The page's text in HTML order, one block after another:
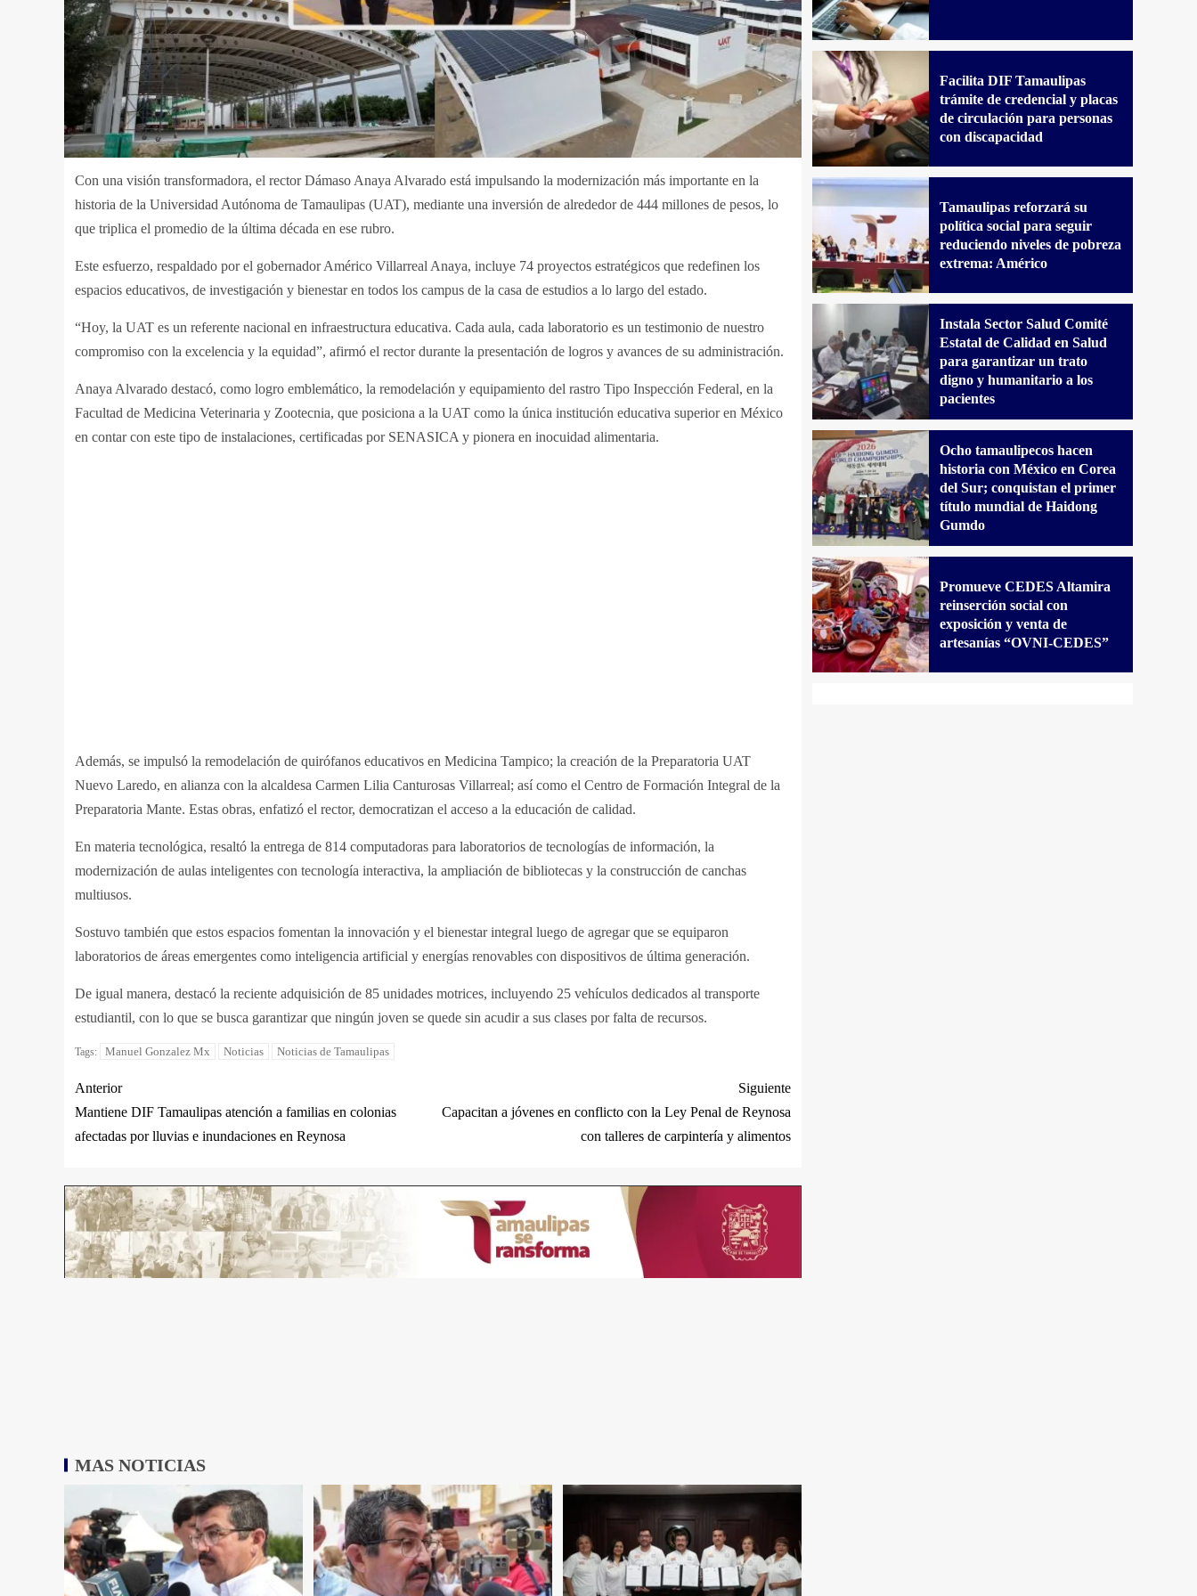
Con una visión transformadora, el rector Dámaso Anaya Alvarado está impulsando la modernización más importante en la
historia de la Universidad Autónoma de Tamaulipas (UAT), mediante una inversión de alrededor de 444 millones de pesos, lo
que triplica el promedio de la última década en ese rubro.
Este esfuerzo, respaldado por el gobernador Américo Villarreal Anaya, incluye 74 proyectos estratégicos que redefinen los
espacios educativos, de investigación y bienestar en todos los campus de la casa de estudios a lo largo del estado.
“Hoy, la UAT es un referente nacional en infraestructura educativa. Cada aula, cada laboratorio es un testimonio de nuestro
compromiso con la excelencia y la equidad”, afirmó el rector durante la presentación de logros y avances de su administración.
Anaya Alvarado destacó, como logro emblemático, la remodelación y equipamiento del rastro Tipo Inspección Federal, en la
Facultad de Medicina Veterinaria y Zootecnia, que posiciona a la UAT como la única institución educativa superior en México
en contar con este tipo de instalaciones, certificadas por SENASICA y pionera en inocuidad alimentaria.
Además, se impulsó la remodelación de quirófanos educativos en Medicina Tampico; la creación de la Preparatoria UAT
Nuevo Laredo, en alianza con la alcaldesa Carmen Lilia Canturosas Villarreal; así como el Centro de Formación Integral de la
Preparatoria Mante. Estas obras, enfatizó el rector, democratizan el acceso a la educación de calidad.
En materia tecnológica, resaltó la entrega de 814 computadoras para laboratorios de tecnologías de información, la
modernización de aulas inteligentes con tecnología interactiva, la ampliación de bibliotecas y la construcción de canchas
multiusos.
Sostuvo también que estos espacios fomentan la innovación y el bienestar integral luego de agregar que se equiparon
laboratorios de áreas emergentes como inteligencia artificial y energías renovables con dispositivos de última generación.
De igual manera, destacó la reciente adquisición de 85 unidades motrices, incluyendo 25 vehículos dedicados al transporte
estudiantil, con lo que se busca garantizar que ningún joven se quede sin acudir a sus clases por falta de recursos.
Tags: Manuel Gonzalez Mx Noticias Noticias de Tamaulipas
Anterior
Mantiene DIF Tamaulipas atención a familias en colonias
afectadas por lluvias e inundaciones en Reynosa
Siguiente
Capacitan a jóvenes en conflicto con la Ley Penal de Reynosa
con talleres de carpintería y alimentos
MAS NOTICIAS
Facilita DIF Tamaulipas
trámite de credencial y placas
de circulación para personas
con discapacidad
Tamaulipas reforzará su
política social para seguir
reduciendo niveles de pobreza
extrema: Américo
Instala Sector Salud Comité
Estatal de Calidad en Salud
para garantizar un trato
digno y humanitario a los
pacientes
Ocho tamaulipecos hacen
historia con México en Corea
del Sur; conquistan el primer
título mundial de Haidong
Gumdo
Promueve CEDES Altamira
reinserción social con
exposición y venta de
artesanías “OVNI-CEDES”